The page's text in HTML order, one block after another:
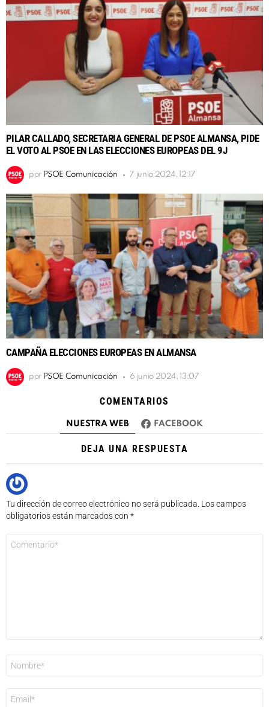
PILAR CALLADO, SECRETARIA GENERAL DE PSOE ALMANSA, PIDE
EL VOTO AL PSOE EN LAS ELECCIONES EUROPEAS DEL 9J
por PSOE Comunicación 7 junio 2024, 12:17
CAMPAÑA ELECCIONES EUROPEAS EN ALMANSA
por PSOE Comunicación 6 junio 2024, 13:07
COMENTARIOS
NUESTRA WEB FACEBOOK
DEJA UNA RESPUESTA
Tu dirección de correo electrónico no será publicada. Los campos
obligatorios están marcados con *
electrónico